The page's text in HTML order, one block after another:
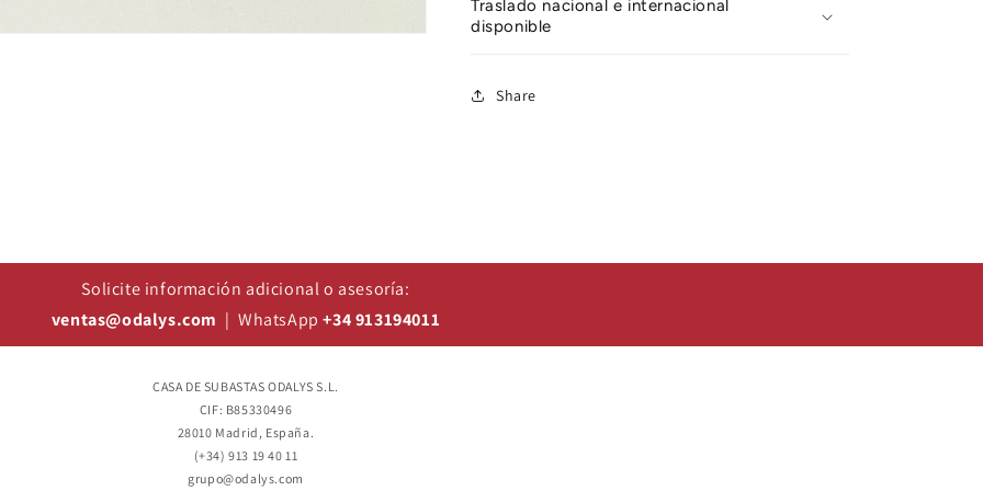
Traslado nacional e internacional
disponible
Share
Solicite información adicional o asesoría:
ventas@odalys.com | WhatsApp+34 913194011
CASA DE SUBASTAS ODALYS S.L.
CIF: B85330496
28010 Madrid, España.
(+34) 913 19 40 11
grupo@odalys.com